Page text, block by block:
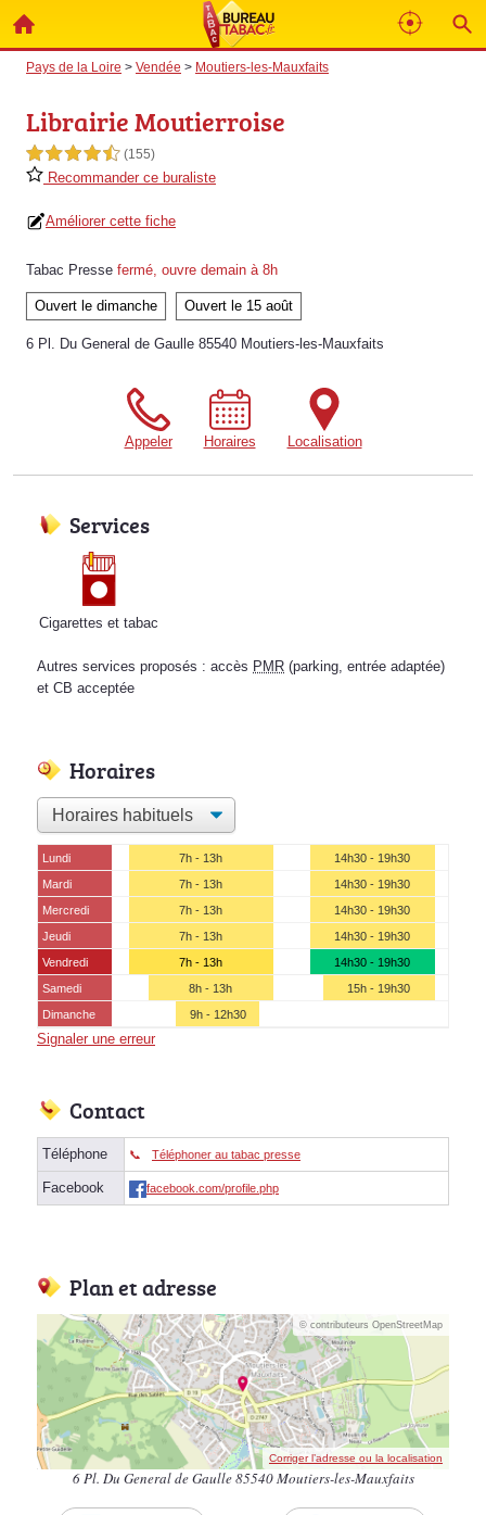
Pays de la Loire > Vendée > Moutiers-les-Mauxfaits
Librairie Moutierroise
4,5 étoiles sur 5 (155)
Recommander ce buraliste
Améliorer cette fiche
Tabac Presse fermé, ouvre demain à 8h
Ouvert le dimanche Ouvert le 15 août
6 Pl. Du General de Gaulle 85540 Moutiers-les-Mauxfaits
Appeler Horaires Localisation
Services
Cigarettes et tabac
Autres services proposés : accès PMR (parking, entrée adaptée)
et CB acceptée
Horaires
Lundi 7h - 13h
14h30 - 19h30
Mardi
7h - 13h
14h30 - 19h30
Mercredi
7h - 13h
14h30 - 19h30
Jeudi
7h - 13h
14h30 - 19h30
Vendredi
7h - 13h
14h30 - 19h30
Samedi
8h - 13h
15h - 19h30
Dimanche
9h - 12h30
Signaler une erreur
Contact
Téléphone Téléphoner au tabac presse
Facebook facebook.com/profile.php
Plan et adresse
© contributeurs OpenStreetMap
Corriger l’adresse ou la localisation
6 Pl. Du General de Gaulle 85540 Moutiers-les-Mauxfaits